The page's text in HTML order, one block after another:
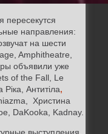
пересекутся
направления:
на шести
Amphitheatre,
объявили уже
of the Fall, Le
Антитіла,
Христина
DaKooka, Kadnay.